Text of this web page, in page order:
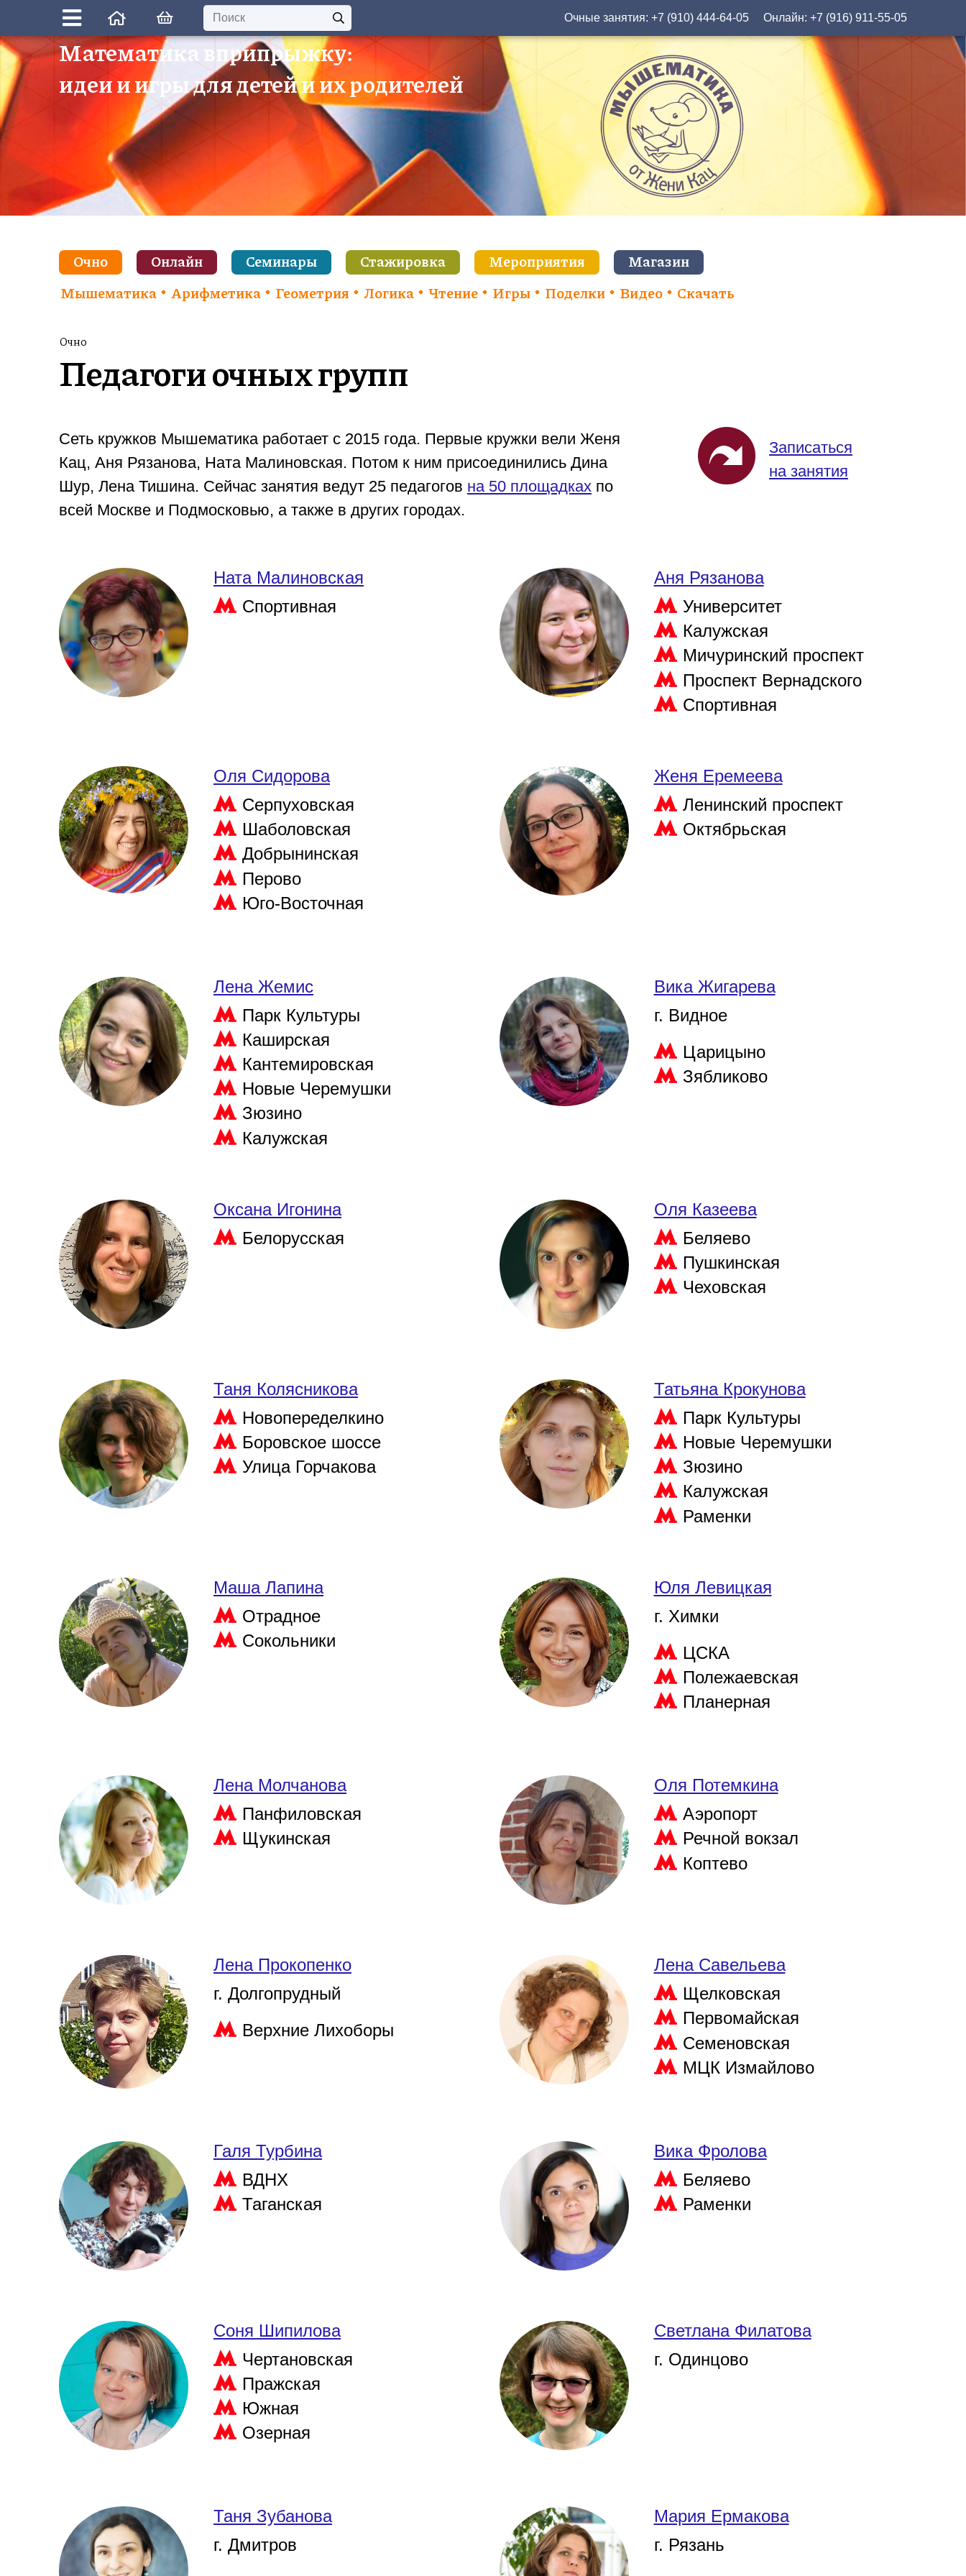
Очные занятия:+7 (910) 444-64-05 Онлайн:+7 (916) 911-55-05
Математика вприпрыжку:
идеи и игры для детей и их родителей
Очно Онлайн Семинары Стажировка Мероприятия
Магазин
Мышематика
Арифметика Геометрия Логика Чтение Игры Поделки Видео Скачать
Очно
Педагоги очных групп
Сеть кружков Мышематика работает с 2015 года. Первые кружки вели Женя
Кац, Аня Рязанова, Ната Малиновская. Потом к ним присоединились Дина
Шур, Лена Тишина. Сейчас занятия ведут 25 педагогов на 50 площадках по
всей Москве и Подмосковью, а также в других городах.
Записаться
на занятия
Ната Малиновская
Спортивная
Аня Рязанова
Университет
Калужская
Мичуринский проспект
Проспект Вернадского
Спортивная
Оля Сидорова
Серпуховская
Шаболовская
Добрынинская
Перово
Юго-Восточная
Женя Еремеева
Ленинский проспект
Октябрьская
Лена Жемис
Парк Культуры
Каширская
Кантемировская
Новые Черемушки
Зюзино
Калужская
Вика Жигарева
г. Видное
Царицыно
Зябликово
Оксана Игонина
Белорусская
Оля Казеева
Беляево
Пушкинская
Чеховская
Таня Колясникова
Новопеределкино
Боровское шоссе
Улица Горчакова
Татьяна Крокунова
Парк Культуры
Новые Черемушки
Зюзино
Калужская
Раменки
Маша Лапина
Отрадное
Сокольники
Юля Левицкая
г. Химки
ЦСКА
Полежаевская
Планерная
Лена Молчанова
Панфиловская
Щукинская
Оля Потемкина
Аэропорт
Речной вокзал
Коптево
Лена Прокопенко
г. Долгопрудный
Верхние Лихоборы
Лена Савельева
Щелковская
Первомайская
Семеновская
МЦК Измайлово
Галя Турбина
ВДНХ
Таганская
Вика Фролова
Беляево
Раменки
Соня Шипилова
Чертановская
Пражская
Южная
Озерная
Светлана Филатова
г. Одинцово
Таня Зубанова
г. Дмитров
Мария Ермакова
г. Рязань